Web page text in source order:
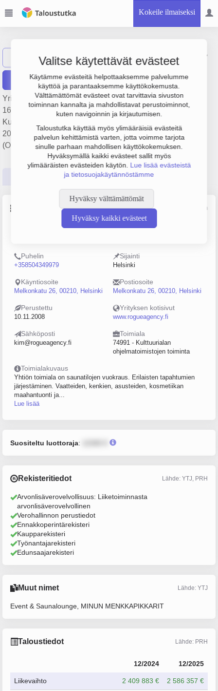
Kokeile ilmaiseksi
Valitse käytettävät evästeet
Käytämme evästeitä helpottaaksemme palvelumme
käyttöä ja parantaaksemme käyttökokemusta.
Välttämättömät evästeet ovat tarvittavia sivuston
toiminnan kannalta ja mahdollistavat perustoiminnot,
kuten navigoinnin ja kirjautumisen.
Taloustutka käyttää myös ylimääräisiä evästeitä
palvelun kehittämistä varten, jotta voimme tarjota
sinulle parhaan mahdollisen käyttökokemuksen.
Hyväksymällä kaikki evästeet sallit myös
ylimääräisten evästeiden käytön. Lue lisää evästeistä
ja tietosuojakäytännöstämme
Hyväksy välttämättömät
Hyväksy kaikki evästeet
Näytä haku Rogue Agency Oy
Raportit
Yrityksen Rogue Agency Oy liikevaihto on 2.6 milj. €, tulos
165 000 € ja henkilöstömäärä 16. Sen päätoimiala on
Kulttuurialan ohjelmatoimistojen toiminta, perustamisvuosi
2008 ja sijainti Helsinki. Yrityksen yhtiömuoto Osakeyhtiö
(OY).
Tilinpäätösluvut Päättäjätiedot
Perustiedot Lähde: YTJ, PRH, Traficom
Henkilöstömäärä
Puhelin
+358504349979
Sijainti
Helsinki
Käyntiosoite
Melkonkatu 26, 00210, Helsinki
Postiosoite
Melkonkatu 26, 00210, Helsinki
Perustettu
10.11.2008
Yrityksen kotisivut
www.rogueagency.fi
Sähköposti
kim@rogueagency.fi
Toimiala
74991 - Kulttuurialan
ohjelmatoimistojen toiminta
Toimialakuvaus
Yhtiön toimiala on saunatilojen vuokraus. Erilaisten tapahtumien
järjestäminen. Vaatteiden, kenkien, asusteiden, kosmetiikan
maahantuonti ja...
Lue lisää
Suositeltu luottoraja:
Rekisteritiedot Lähde: YTJ, PRH
Arvonlisäverovelvollisuus: Liiketoiminnasta
arvonlisäverovelvollinen
Verohallinnon perustiedot
Ennakkoperintärekisteri
Kaupparekisteri
Työnantajarekisteri
Edunsaajarekisteri
Muut nimet Lähde: YTJ
Event & Saunalounge, MINUN MENKKAPIKKARIT
Taloustiedot Lähde: PRH
12/2024 12/2025
Liikevaihto 2 409 883 € 2 586 357 €